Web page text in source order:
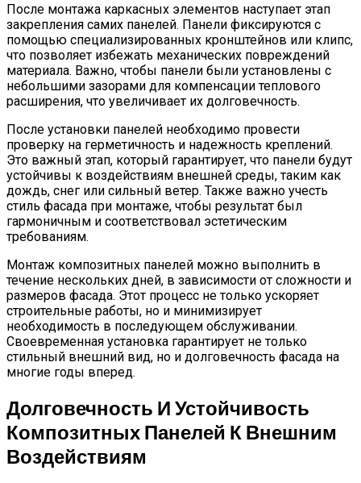
После монтажа каркасных элементов наступает этап
закрепления самих панелей. Панели фиксируются с
помощью специализированных кронштейнов или клипс,
что позволяет избежать механических повреждений
материала. Важно, чтобы панели были установлены с
небольшими зазорами для компенсации теплового
расширения, что увеличивает их долговечность.
После установки панелей необходимо провести
проверку на герметичность и надежность креплений.
Это важный этап, который гарантирует, что панели будут
устойчивы к воздействиям внешней среды, таким как
дождь, снег или сильный ветер. Также важно учесть
стиль фасада при монтаже, чтобы результат был
гармоничным и соответствовал эстетическим
требованиям.
Монтаж композитных панелей можно выполнить в
течение нескольких дней, в зависимости от сложности и
размеров фасада. Этот процесс не только ускоряет
строительные работы, но и минимизирует
необходимость в последующем обслуживании.
Своевременная установка гарантирует не только
стильный внешний вид, но и долговечность фасада на
многие годы вперед.
Долговечность И Устойчивость
Композитных Панелей К Внешним
Воздействиям